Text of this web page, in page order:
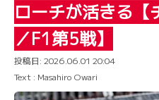
ローチが活きる【
／F1第5戦】
投稿日: 2026.06.01 20:04
Text : Masahiro Owari